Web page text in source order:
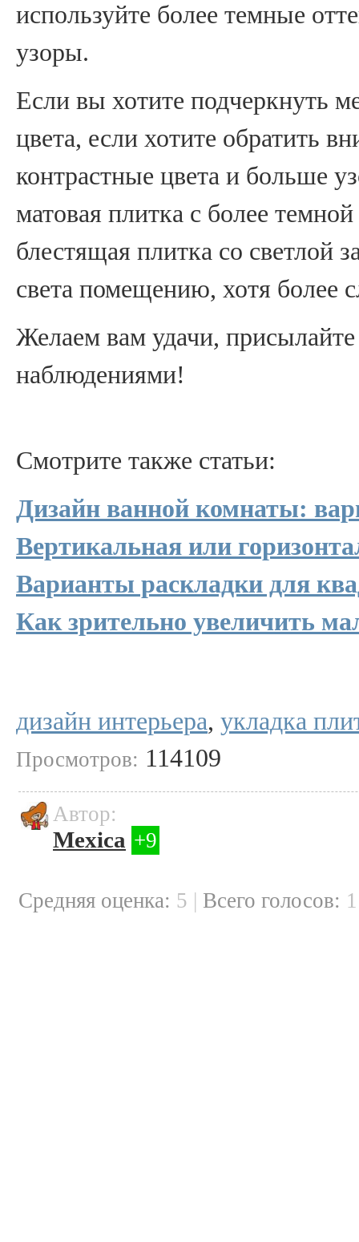
используйте более темные
узоры.
Если вы хотите подчеркнуть
цвета, если хотите обратить
контрастные цвета и больше
матовая плитка с более
блестящая плитка со светлой
света помещению, хотя более
Желаем вам удачи,
наблюдениями!
Смотрите также статьи:
Дизайн ванной комнаты:
Вертикальная или
Варианты раскладки для
Как зрительно увеличить
дизайн интерьера, укладка
Просмотров: 114109
Автор:
Mexica +9
Cредняя оценка: 5 | Всего голосов: